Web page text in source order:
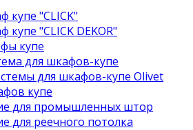
купе "CLICK"
купе "CLICK DEKOR"
купе
для шкафов-купе
для шкафов-купе Olivet
купе
для промышленных штор
для реечного потолка